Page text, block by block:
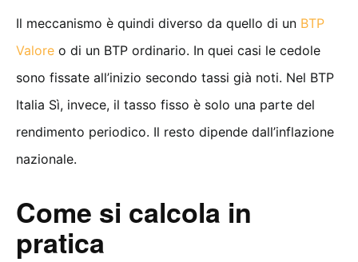
Il meccanismo è quindi diverso da quello di un BTP
Valore o di un BTP ordinario. In quei casi le cedole
sono fissate all’inizio secondo tassi già noti. Nel BTP
Italia Sì, invece, il tasso fisso è solo una parte del
rendimento periodico. Il resto dipende dall’inflazione
nazionale.
Come si calcola in
pratica